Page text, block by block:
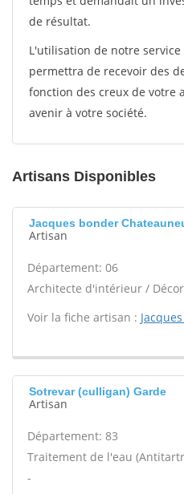
de résultat.
L'utilisation de notre
permettra de recevoir des
fonction des creux de votre
avenir à votre société.
Artisans Disponibles
Jacques bonder
Artisan
Département: 06
Architecte d'intérieur /
Voir la fiche artisan :
Sotrevar (culligan) Garde
Artisan
Département: 83
Traitement de l'eau
-